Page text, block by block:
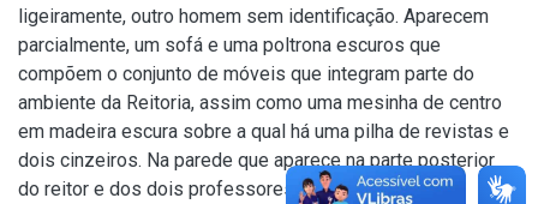
ligeiramente, outro homem sem identificação. Aparecem
parcialmente, um sofá e uma poltrona escuros que
compõem o conjunto de móveis que integram parte do
ambiente da Reitoria, assim como uma mesinha de centro
em madeira escura sobre a qual há uma pilha de revistas e
dois cinzeiros. Na parede que aparece na parte posterior
do reitor e dos dois professores alemães, pode-se